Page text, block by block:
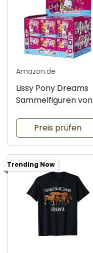
Amazon.de
Lissy Pony Dreams
Sammelfiguren von
Preis prüfen
Trending Now